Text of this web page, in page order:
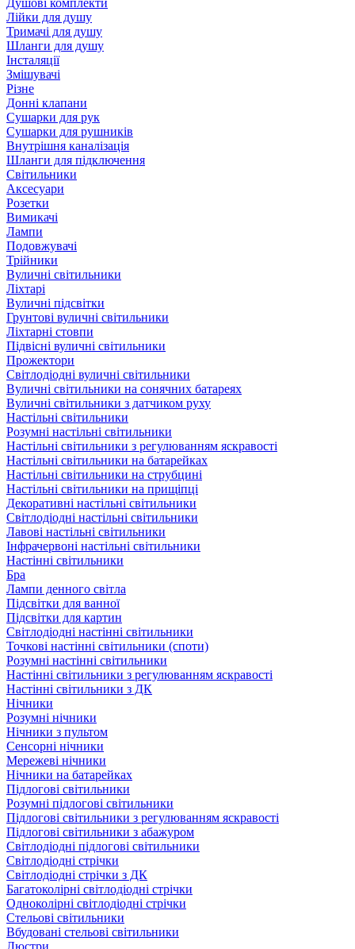
Душові комплекти
Лійки для душу
Тримачі для душу
Шланги для душу
Інсталяції
Змішувачі
Різне
Донні клапани
Сушарки для рук
Сушарки для рушників
Внутрішня каналізація
Шланги для підключення
Світильники
Аксесуари
Розетки
Вимикачі
Лампи
Подовжувачі
Трійники
Вуличні світильники
Ліхтарі
Вуличні підсвітки
Грунтові вуличні світильники
Ліхтарні стовпи
Підвісні вуличні світильники
Прожектори
Світлодіодні вуличні світильники
Вуличні світильники на сонячних батареях
Вуличні світильники з датчиком руху
Настільні світильники
Розумні настільні світильники
Настільні світильники з регулюванням яскравості
Настільні світильники на батарейках
Настільні світильники на струбцині
Настільні світильники на прищіпці
Декоративні настільні світильники
Світлодіодні настільні світильники
Лавові настільні світильники
Інфрачервоні настільні світильники
Настінні світильники
Бра
Лампи денного світла
Підсвітки для ванної
Підсвітки для картин
Світлодіодні настінні світильники
Точкові настінні світильники (споти)
Розумні настінні світильники
Настінні світильники з регулюванням яскравості
Настінні світильники з ДК
Нічники
Розумні нічники
Нічники з пультом
Сенсорні нічники
Мережеві нічники
Нічники на батарейках
Підлогові світильники
Розумні підлогові світильники
Підлогові світильники з регулюванням яскравості
Підлогові світильники з абажуром
Світлодіодні підлогові світильники
Світлодіодні стрічки
Світлодіодні стрічки з ДК
Багатоколірні світлодіодні стрічки
Одноколірні світлодіодні стрічки
Стельові світильники
Вбудовані стельові світильники
Люстри